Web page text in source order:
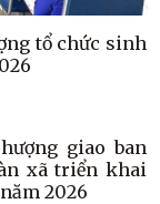
tổ chức sinh
giao ban
xã triển khai
2026